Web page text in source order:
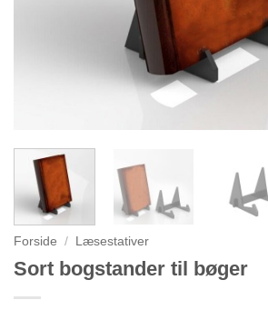
Forside / Læsestativer
Sort bogstander til bøger